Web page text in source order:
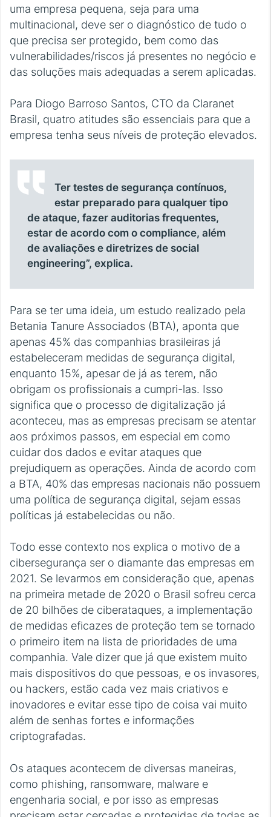
uma empresa pequena, seja para uma
multinacional, deve ser o diagnóstico de tudo o
que precisa ser protegido, bem como das
vulnerabilidades/riscos já presentes no negócio e
das soluções mais adequadas a serem aplicadas.
Para Diogo Barroso Santos, CTO da Claranet
Brasil, quatro atitudes são essenciais para que a
empresa tenha seus níveis de proteção elevados.
Ter testes de segurança contínuos,
estar preparado para qualquer tipo
de ataque, fazer auditorias frequentes,
estar de acordo com o compliance, além
de avaliações e diretrizes de social
engineering”, explica.
Para se ter uma ideia, um estudo realizado pela
Betania Tanure Associados (BTA), aponta que
apenas 45% das companhias brasileiras já
estabeleceram medidas de segurança digital,
enquanto 15%, apesar de já as terem, não
obrigam os profissionais a cumpri-las. Isso
significa que o processo de digitalização já
aconteceu, mas as empresas precisam se atentar
aos próximos passos, em especial em como
cuidar dos dados e evitar ataques que
prejudiquem as operações. Ainda de acordo com
a BTA, 40% das empresas nacionais não possuem
uma política de segurança digital, sejam essas
políticas já estabelecidas ou não.
Todo esse contexto nos explica o motivo de a
cibersegurança ser o diamante das empresas em
2021. Se levarmos em consideração que, apenas
na primeira metade de 2020 o Brasil sofreu cerca
de 20 bilhões de ciberataques, a implementação
de medidas eficazes de proteção tem se tornado
o primeiro item na lista de prioridades de uma
companhia. Vale dizer que já que existem muito
mais dispositivos do que pessoas, e os invasores,
ou hackers, estão cada vez mais criativos e
inovadores e evitar esse tipo de coisa vai muito
além de senhas fortes e informações
criptografadas.
Os ataques acontecem de diversas maneiras,
como phishing, ransomware, malware e
engenharia social, e por isso as empresas